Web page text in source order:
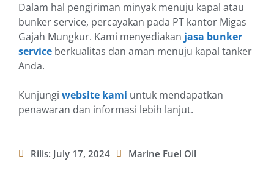
Dalam hal pengiriman minyak menuju kapal atau
bunker service, percayakan pada PT kantor Migas
Gajah Mungkur. Kami menyediakan jasa bunker
service berkualitas dan aman menuju kapal tanker
Anda.
Kunjungi website kami untuk mendapatkan
penawaran dan informasi lebih lanjut.
Rilis: July 17, 2024 Marine Fuel Oil